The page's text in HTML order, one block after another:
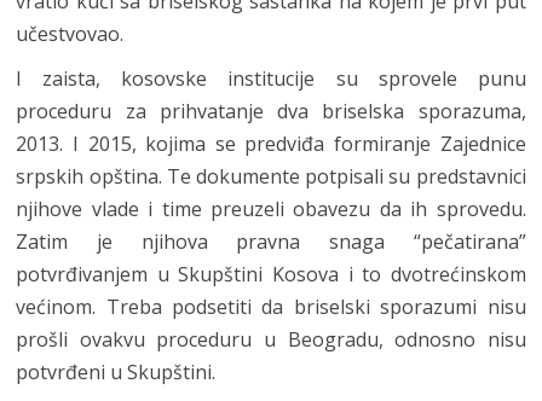
učestvovao.
I zaista, kosovske institucije su sprovele punu
proceduru za prihvatanje dva briselska sporazuma,
2013. I 2015, kojima se predviđa formiranje Zajednice
srpskih opština. Te dokumente potpisali su predstavnici
njihove vlade i time preuzeli obavezu da ih sprovedu.
Zatim je njihova pravna snaga “pečatirana”
potvrđivanjem u Skupštini Kosova i to dvotrećinskom
većinom. Treba podsetiti da briselski sporazumi nisu
prošli ovakvu proceduru u Beogradu, odnosno nisu
potvrđeni u Skupštini.